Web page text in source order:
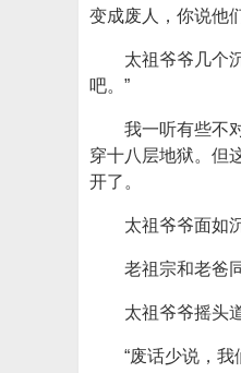
变成废人，你说他
太祖爷爷几个
吧。”
我一听有些不
穿十八层地狱。但
开了。
太祖爷爷面如
老祖宗和老爸
太祖爷爷摇头
“废话少说，我